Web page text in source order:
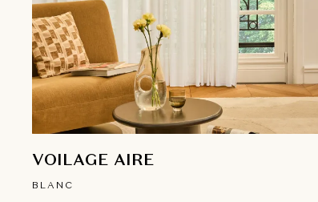
VOILAGE AIRE
BLANC